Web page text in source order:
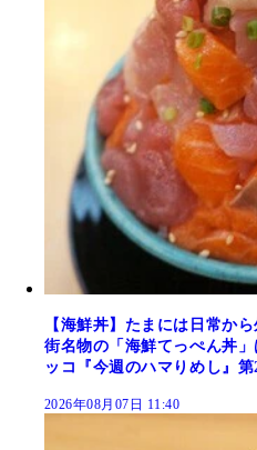
【海鮮丼】たまには日常か
街名物の「海鮮てっぺん丼
ッコ『今週のハマりめし』第
2026年08月07日 11:40